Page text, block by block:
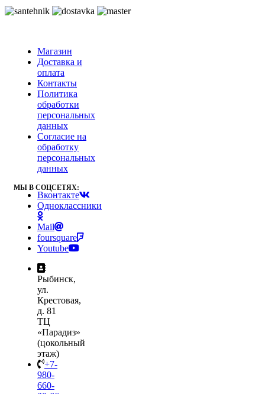
Магазин
Доставка и
оплата
Контакты
Политика
обработки
персональных
данных
Согласие на
обработку
персональных
данных
МЫ В СОЦСЕТЯХ:
Вконтакте
Одноклассники
Mail
foursquare
Youtube
Рыбинск,
ул.
Крестовая,
д. 81
ТЦ
«Парадиз»
(цокольный
этаж)
+7-
980-
660-